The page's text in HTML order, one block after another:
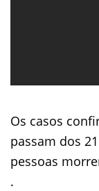
Os casos
passam dos
pessoas
.